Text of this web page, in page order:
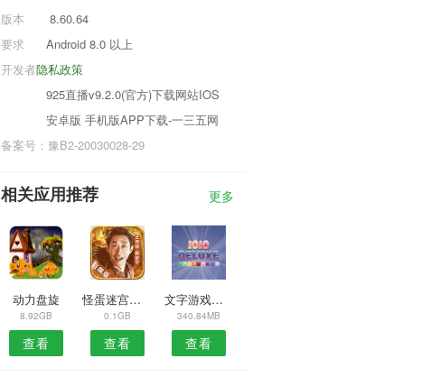
版本
8.60.64
要求
Android 8.0 以上
隐私政策
开发者
925直播v9.2.0(官方)下载网站IOS
安卓版 手机版APP下载-一三五网
备案号：豫B2-20030028-29
相关应用推荐 更多
动力盘旋
8.92GB
查看
怪蛋迷宫最新版
0.1GB
查看
文字游戏锻炼大脑
340.84MB
查看